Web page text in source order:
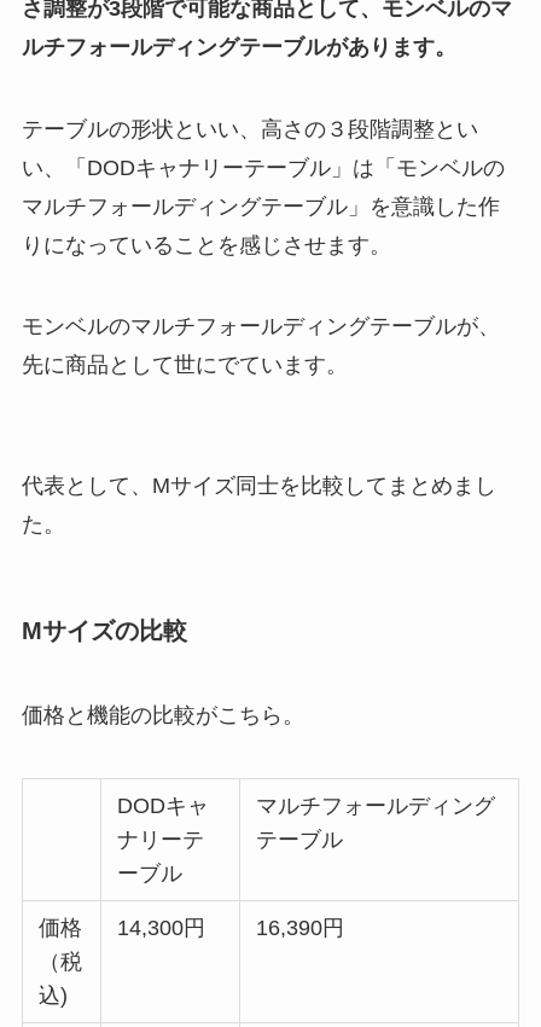
さ調整が3段階で可能な商品として、モンベルのマ
ルチフォールディングテーブルがあります。
テーブルの形状といい、高さの３段階調整とい
い、「DODキャナリーテーブル」は「モンベルの
マルチフォールディングテーブル」を意識した作
りになっていることを感じさせます。
モンベルのマルチフォールディングテーブルが、
先に商品として世にでています。
代表として、Mサイズ同士を比較してまとめまし
た。
Mサイズの比較
価格と機能の比較がこちら。
DODキャ
ナリーテ
ーブル
マルチフォールディング
テーブル
価格
（税
込)
14,300円 16,390円